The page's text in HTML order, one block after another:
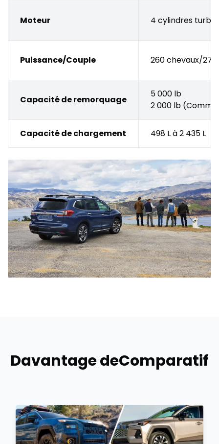
Moteur 4 cylindres turbo
Puissance/Couple 260 chevaux/
Capacité de remorquage
5 000 lb
2 000 lb
Capacité de chargement 498 L à 2 435 L
Davantage deComparatif